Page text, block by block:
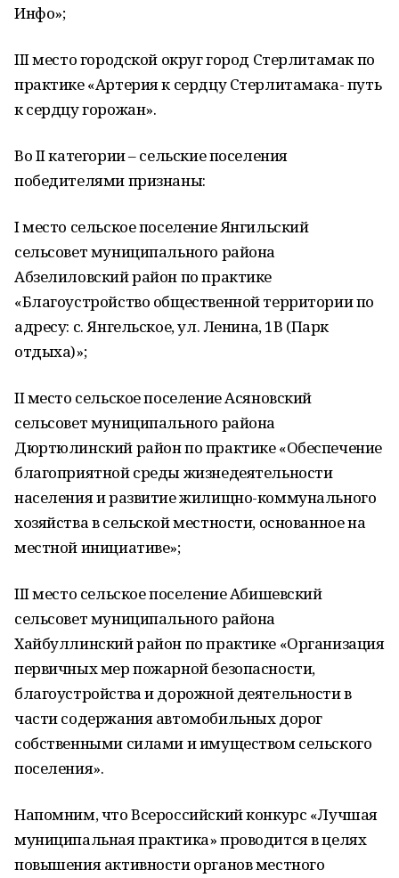
Инфо»;
III место городской округ город Стерлитамак по
практике «Артерия к сердцу Стерлитамака- путь
к сердцу горожан».
Во II категории – сельские поселения
победителями признаны:
I место сельское поселение Янгильский
сельсовет муниципального района
Абзелиловский район по практике
«Благоустройство общественной территории по
адресу: с. Янгельское, ул. Ленина, 1В (Парк
отдыха)»;
II место сельское поселение Асяновский
сельсовет муниципального района
Дюртюлинский район по практике «Обеспечение
благоприятной среды жизнедеятельности
населения и развитие жилищно-коммунального
хозяйства в сельской местности, основанное на
местной инициативе»;
III место сельское поселение Абишевский
сельсовет муниципального района
Хайбуллинский район по практике «Организация
первичных мер пожарной безопасности,
благоустройства и дорожной деятельности в
части содержания автомобильных дорог
собственными силами и имуществом сельского
поселения».
Напомним, что Всероссийский конкурс «Лучшая
муниципальная практика» проводится в целях
повышения активности органов местного